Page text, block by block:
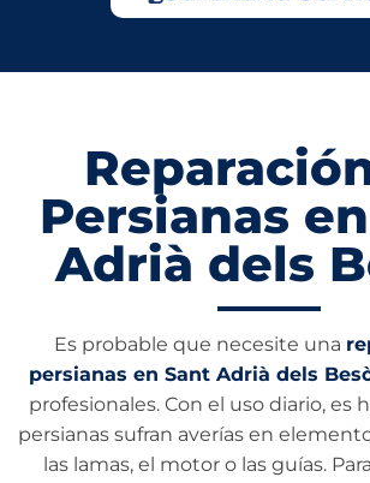
Persianas
Adrià dels
Es probable que necesite una
persianas en Sant Adrià dels
profesionales. Con el uso diario, es
persianas sufran averías en
las lamas, el motor o las guías.